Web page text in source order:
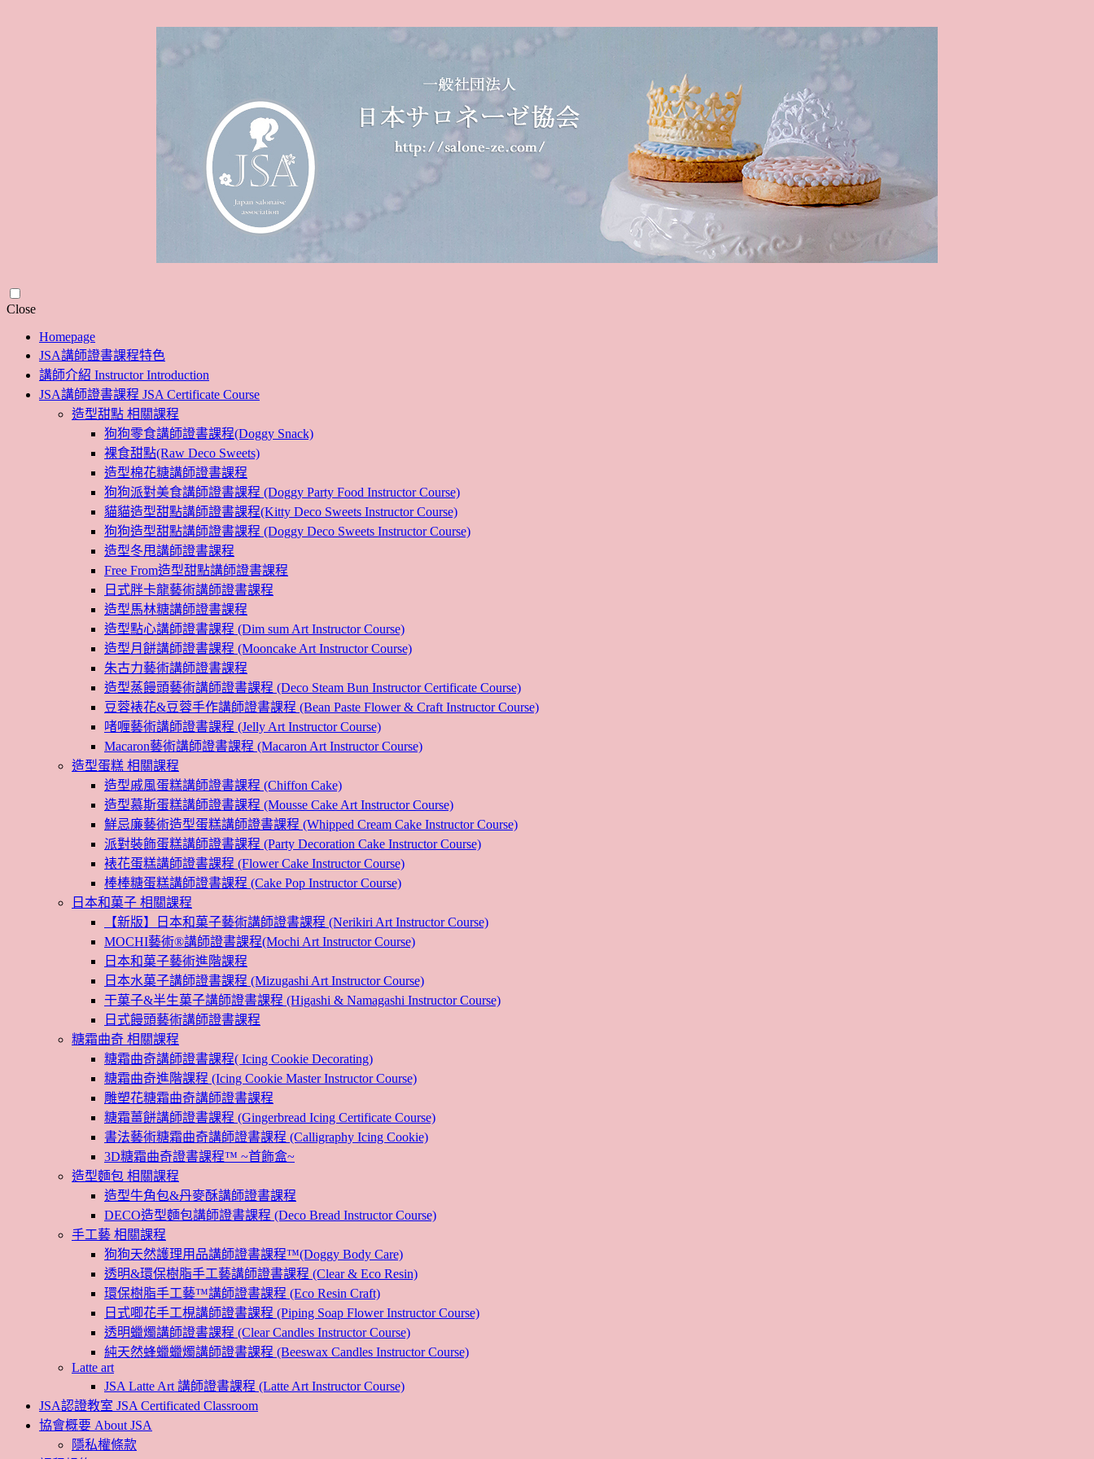
CloseSkip
content
Homepage
JSA講師證書課程特色
講師介紹 Instructor Introduction
JSA講師證書課程 JSA Certificate Course
造型甜點 相關課程
狗狗零食講師證書課程(Doggy Snack)
裸食甜點(Raw Deco Sweets)
造型棉花糖講師證書課程
狗狗派對美食講師證書課程 (Doggy Party Food Instructor Course)
貓貓造型甜點講師證書課程(Kitty Deco Sweets Instructor Course)
狗狗造型甜點講師證書課程 (Doggy Deco Sweets Instructor Course)
造型冬甩講師證書課程
Free From造型甜點講師證書課程
日式胖卡龍藝術講師證書課程
造型馬林糖講師證書課程
造型點心講師證書課程 (Dim sum Art Instructor Course)
造型月餅講師證書課程 (Mooncake Art Instructor Course)
朱古力藝術講師證書課程
造型蒸饅頭藝術講師證書課程 (Deco Steam Bun Instructor Certificate Course)
豆蓉裱花&豆蓉手作講師證書課程 (Bean Paste Flower & Craft Instructor Course)
啫喱藝術講師證書課程 (Jelly Art Instructor Course)
Macaron藝術講師證書課程 (Macaron Art Instructor Course)
造型蛋糕 相關課程
造型戚風蛋糕講師證書課程 (Chiffon Cake)
造型慕斯蛋糕講師證書課程 (Mousse Cake Art Instructor Course)
鮮忌廉藝術造型蛋糕講師證書課程 (Whipped Cream Cake Instructor Course)
派對裝飾蛋糕講師證書課程 (Party Decoration Cake Instructor Course)
裱花蛋糕講師證書課程 (Flower Cake Instructor Course)
棒棒糖蛋糕講師證書課程 (Cake Pop Instructor Course)
日本和菓子 相關課程
【新版】日本和菓子藝術講師證書課程 (Nerikiri Art Instructor Course)
MOCHI藝術®講師證書課程(Mochi Art Instructor Course)
日本和菓子藝術進階課程
日本水菓子講師證書課程 (Mizugashi Art Instructor Course)
干菓子&半生菓子講師證書課程 (Higashi & Namagashi Instructor Course)
日式饅頭藝術講師證書課程
糖霜曲奇 相關課程
糖霜曲奇講師證書課程( Icing Cookie Decorating)
糖霜曲奇進階課程 (Icing Cookie Master Instructor Course)
雕塑花糖霜曲奇講師證書課程
糖霜薑餅講師證書課程 (Gingerbread Icing Certificate Course)
書法藝術糖霜曲奇講師證書課程 (Calligraphy Icing Cookie)
3D糖霜曲奇證書課程™ ~首飾盒~
造型麵包 相關課程
造型牛角包&丹麥酥講師證書課程
DECO造型麵包講師證書課程 (Deco Bread Instructor Course)
手工藝 相關課程
狗狗天然護理用品講師證書課程™(Doggy Body Care)
透明&環保樹脂手工藝講師證書課程 (Clear & Eco Resin)
環保樹脂手工藝™講師證書課程 (Eco Resin Craft)
日式唧花手工梘講師證書課程 (Piping Soap Flower Instructor Course)
透明蠟燭講師證書課程 (Clear Candles Instructor Course)
純天然蜂蠟蠟燭講師證書課程 (Beeswax Candles Instructor Course)
Latte art
JSA Latte Art 講師證書課程 (Latte Art Instructor Course)
JSA認證教室 JSA Certificated Classroom
協會概要 About JSA
隱私權條款